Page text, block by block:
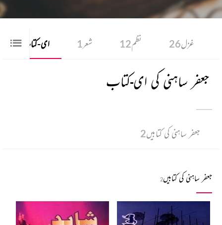
غزل26 نظم12 شعر1 ای-کتاب 2
جعفر ساہنی کی ای-کتاب
جعفر ساہنی کی کتابیں2
جعفر ساہنی کی کتابیں2